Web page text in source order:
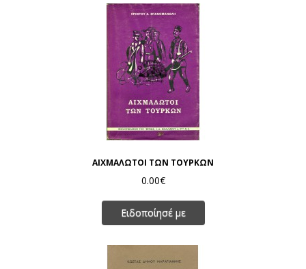
ΑΙΧΜΑΛΩΤΟΙ ΤΩΝ ΤΟΥΡΚΩΝ
0.00€
Ειδοποίησέ με